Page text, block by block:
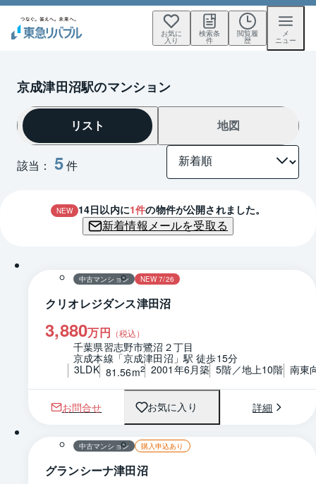
お気に
入り
検索条
件
閲覧履
歴
メ
ニュー
京成津田沼駅のマンション
該当： 5件
リスト 地図
NEW 14日以内に1件の物件が公開されました。
新着情報メールを受取る
中古マンション NEW 7/26
クリオレジダンス津田沼
3,880万円 （税込）
千葉県習志野市鷺沼２丁目
京成本線「京成津田沼」駅 徒歩15分
3LDK 81.56m2 2001年6月築 5階／地上10階 南東
お問合せ お気に入り 詳細
1 / 0 間取り
中古マンション 購入申込あり
グランシーナ津田沼